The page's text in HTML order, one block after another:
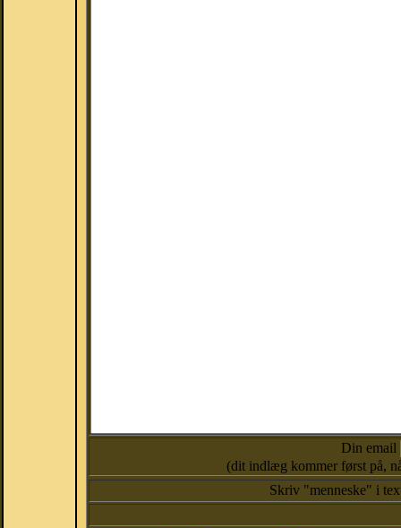
Din email
(dit indlæg kommer først på,
Skriv "menneske" i